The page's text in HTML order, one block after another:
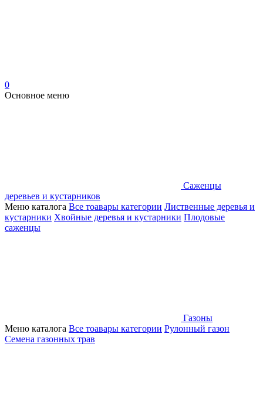
0
Основное меню
Саженцы
деревьев и кустарников
Меню каталога Все тоавары категории Лиственные деревья и
кустарники Хвойные деревья и кустарники Плодовые
саженцы
Газоны
Меню каталога Все тоавары категории Рулонный газон
Семена газонных трав